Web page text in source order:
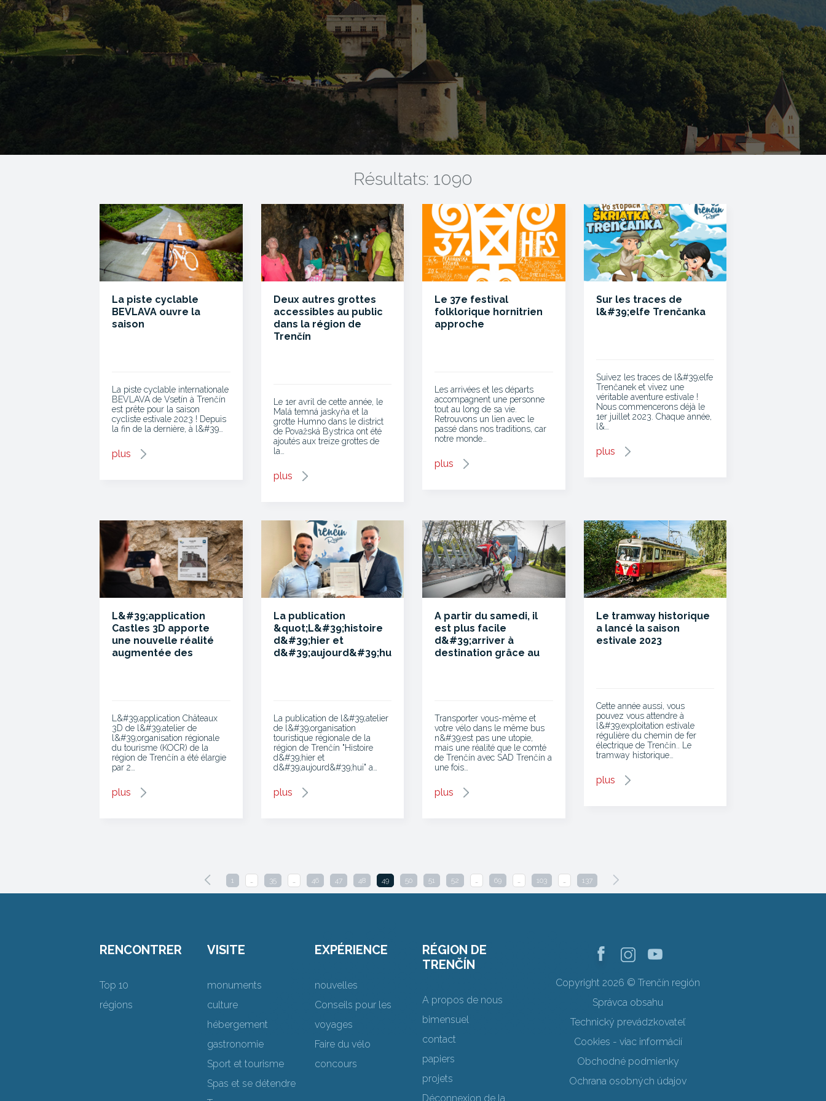
Résultats: 1090
La piste cyclable
BEVLAVA ouvre la
saison
La piste cyclable internationale
BEVLAVA de Vsetín à Trenčín
est prête pour la saison
cycliste estivale 2023 ! Depuis
la fin de la dernière, à l&#39…
plus
Deux autres grottes
accessibles au public
dans la région de
Trenčín
Le 1er avril de cette année, le
Malá temná jaskyňa et la
grotte Humno dans le district
de Považská Bystrica ont été
ajoutés aux treize grottes de
la…
plus
Le 37e festival
folklorique hornitrien
approche
Les arrivées et les départs
accompagnent une personne
tout au long de sa vie.
Retrouvons un lien avec le
passé dans nos traditions, car
notre monde…
plus
Sur les traces de
l&#39;elfe Trenčanka
Suivez les traces de l&#39;elfe
Trenčanek et vivez une
véritable aventure estivale !
Nous commencerons déjà le
1er juillet 2023. Chaque année,
l&…
plus
L&#39;application
Castles 3D apporte
une nouvelle réalité
augmentée des
L&#39;application Châteaux
3D de l&#39;atelier de
l&#39;organisation régionale
du tourisme (KOCR) de la
région de Trenčín a été élargie
par 2…
plus
La publication
&quot;L&#39;histoire
d&#39;hier et
d&#39;aujourd&#39;hui&quot;
La publication de l&#39;atelier
de l&#39;organisation
touristique régionale de la
région de Trenčín "Histoire
d&#39;hier et
d&#39;aujourd&#39;hui" a…
plus
A partir du samedi, il
est plus facile
d&#39;arriver à
destination grâce au
Transporter vous-même et
votre vélo dans le même bus
n&#39;est pas une utopie,
mais une réalité que le comté
de Trenčín avec SAD Trenčín a
une fois…
plus
Le tramway historique
a lancé la saison
estivale 2023
Cette année aussi, vous
pouvez vous attendre à
l&#39;exploitation estivale
régulière du chemin de fer
électrique de Trenčín.. Le
tramway historique…
plus
1 … 35 … 46 47 48 49 50 51 52 … 69 … 103 … 137
RENCONTRER
Top 10
régions
VISITE
monuments
culture
hébergement
gastronomie
Sport et tourisme
Spas et se détendre
EXPÉRIENCE
nouvelles
Conseils pour les
voyages
Faire du vélo
concours
RÉGION DE
TRENČÍN
A propos de nous
bimensuel
contact
papiers
projets
Déconnexion de la
Copyright 2026 © Trenčín región
Správca obsahu
Technický prevádzkovateľ
Cookies - viac informácií
Obchodné podmienky
Ochrana osobných údajov